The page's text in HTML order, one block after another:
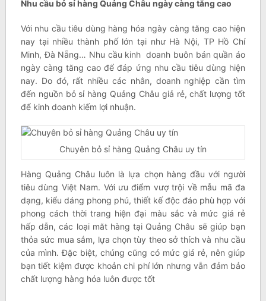
Nhu cầu bỏ sỉ hàng Quảng Châu ngày càng tăng cao
Với nhu cầu tiêu dùng hàng hóa ngày càng tăng cao hiện
nay tại nhiều thành phố lớn tại như Hà Nội, TP Hồ Chí
Minh, Đà Nẵng… Nhu cầu kinh doanh buôn bán quần áo
ngày càng tăng cao để đáp ứng nhu cầu tiêu dùng hiện
nay. Do đó, rất nhiều các nhân, doanh nghiệp cần tìm
đến nguồn bỏ sỉ hàng Quảng Châu giả rẻ, chất lượng tốt
để kinh doanh kiếm lợi nhuận.
Chuyên bỏ sỉ hàng Quảng Châu uy tín
Hàng Quảng Châu luôn là lựa chọn hàng đầu với người
tiêu dùng Việt Nam. Với ưu điểm vượ trội về mẫu mã đa
dạng, kiểu dáng phong phú, thiết kế độc đáo phù hợp với
phong cách thời trang hiện đại màu sắc và mức giá rẻ
hấp dẫn, các loại măt hàng tại Quảng Châu sẽ giúp bạn
thỏa sức mua sắm, lựa chọn tùy theo sở thích và nhu cầu
của mình. Đặc biệt, chúng cũng có mức giá rẻ, nên giúp
bạn tiết kiệm được khoản chi phí lớn nhưng vẫn đảm bảo
chất lượng hàng hóa luôn được tốt